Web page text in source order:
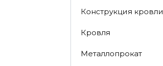
Конструкция кровли
Кровля
Металлопрокат